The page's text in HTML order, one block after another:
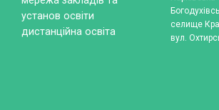
установ освіти
дистанційна освіта
селище
вул.